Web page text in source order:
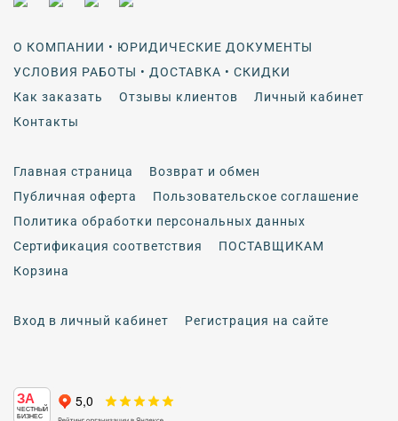
О КОМПАНИИ • ЮРИДИЧЕСКИЕ ДОКУМЕНТЫ
УСЛОВИЯ РАБОТЫ • ДОСТАВКА • СКИДКИ
Как заказать
Отзывы клиентов
Личный кабинет
Контакты
Главная страница
Возврат и обмен
Публичная оферта
Пользовательское соглашение
Политика обработки персональных данных
Сертификация соответствия
ПОСТАВЩИКАМ
Корзина
Вход в личный кабинет Регистрация на сайте
ЗА
ЧЕСТНЫЙ
БИЗНЕС